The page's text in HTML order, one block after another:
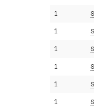
1
1
1
1
1
1